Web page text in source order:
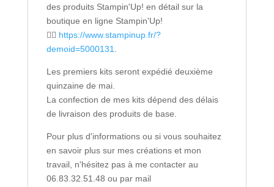
des produits Stampin'Up! en détail sur la
boutique en ligne Stampin'Up!
👉🏻 https://www.stampinup.fr/?
demoid=5000131
Les premiers kits seront expédié deuxième
quinzaine de mai.
La confection de mes kits dépend des délais
de livraison des produits de base.
Pour plus d'informations ou si vous souhaitez
en savoir plus sur mes créations et mon
travail, n'hésitez pas à me contacter au
06.83.32.51.48 ou par mail